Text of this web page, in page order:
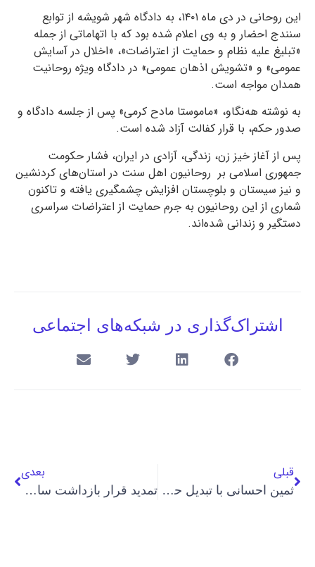
این روحانی در دی ماه ١۴٠١، به دادگاه شهر شویشه از توابع
سنندج احضار و به وی اعلام شده بود که با اتهاماتی از جمله
«تبلیغ علیه نظام و حمایت از اعتراضات»، «اخلال در آسایش
عمومی» و «تشویش اذهان عمومی» در دادگاه ویژه روحانیت
همدان مواجه است.
به نوشته هه‌نگاو، «ماموستا مادح کرمی» پس از جلسه دادگاه و
صدور حکم، با قرار کفالت آزاد شده است.
پس از آغاز خیز زن، زندگی، آزادی در ایران، فشار حکومت
جمهوری اسلامی بر روحانیون اهل سنت در استان‌های کردنشین
و نیز سیستان و بلوچستان افزایش چشمگیری یافته و تاکنون
شماری از این روحانیون به جرم حمایت از اعتراضات سراسری
دستگیر و زندانی شده‌اند.
اشتراک‌گذاری در شبکه‌های اجتماعی
قبلی
ثمین احسانی با تبدیل حکم حبس به رای باز آزاد شد
بعدی
تمدید قرار بازداشت ساناز تفضلی، پس از شش ماه بلاتکلیفی